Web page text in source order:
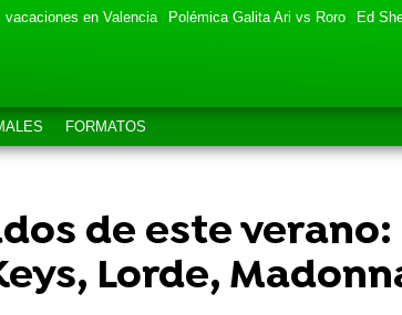
vacaciones en Valencia Polémica Galita Ari vs Roro Ed
FORMATOS
de este
Lorde,